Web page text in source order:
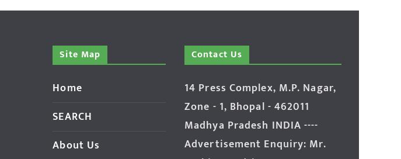
Site Map
Home
SEARCH
About Us
Contact Us
14 Press Complex, M.P. Nagar,
Zone - 1, Bhopal - 462011
Madhya Pradesh INDIA ----
Advertisement Enquiry: Mr.